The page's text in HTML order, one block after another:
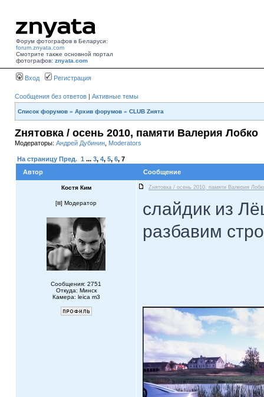
Форум фотографов в Беларуси:
forum.znyata.com
Смотрите также основной портал
фотографов: znyata.com
Вход Регистрация
Сообщения без ответов | Активные темы
Список форумов » Архив форумов » CLUB Zнята
Zнятовка / осень 2010, памяти Валерия Лобко
Модераторы: Андрей Дубинин Moderators
На страницу Пред. 1 ... 3, 4, 5, 6, 7
Автор
Сообщение
Костя Ким Zнятовка / осень 2010, памяти Валерия
[ ] Модератор
Сообщения: 2751
Откуда: Минск
Камера: leica m3
слайдик из
разбавим